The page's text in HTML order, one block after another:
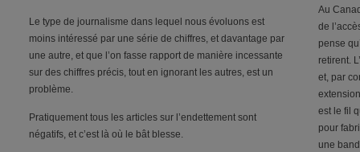
Le type de journalisme dans lequel nous évoluons est
moins intéressé par une série de chiffres, et davantage par
une autre, et que l’on fasse rapport de manière incessante
sur des chiffres précis, tout en ignorant les autres, est un
problème.
Pratiquement tous les articles sur l’endettement sont
négatifs, et c’est là où le bât blesse.
Au
de
pense
retirent.
et, par
est le fil
pour
une